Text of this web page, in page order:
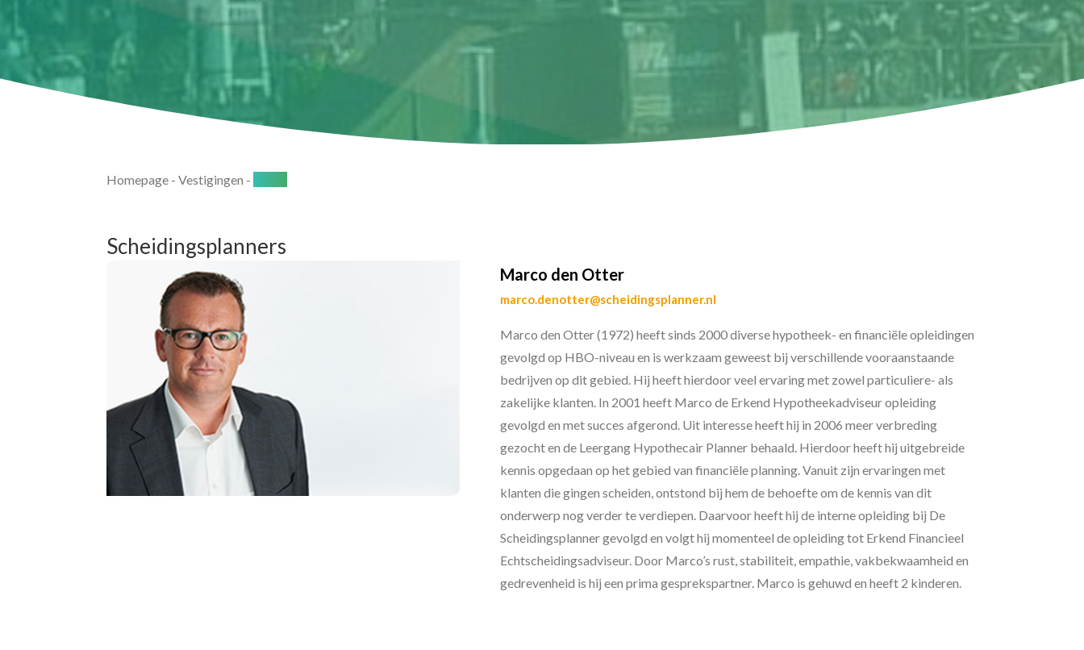
Homepage - Vestigingen -
Scheidingsplanners
Marco den Otter
marco.denotter@scheidingsplanner.nl
Marco den Otter (1972) heeft sinds 2000 diverse hypotheek- en financiële opleidingen
gevolgd op HBO-niveau en is werkzaam geweest bij verschillende vooraanstaande
bedrijven op dit gebied. Hij heeft hierdoor veel ervaring met zowel particuliere- als
zakelijke klanten. In 2001 heeft Marco de Erkend Hypotheekadviseur opleiding
gevolgd en met succes afgerond. Uit interesse heeft hij in 2006 meer verbreding
gezocht en de Leergang Hypothecair Planner behaald. Hierdoor heeft hij uitgebreide
kennis opgedaan op het gebied van financiële planning. Vanuit zijn ervaringen met
klanten die gingen scheiden, ontstond bij hem de behoefte om de kennis van dit
onderwerp nog verder te verdiepen. Daarvoor heeft hij de interne opleiding bij De
Scheidingsplanner gevolgd en volgt hij momenteel de opleiding tot Erkend Financieel
Echtscheidingsadviseur. Door Marco’s rust, stabiliteit, empathie, vakbekwaamheid en
gedrevenheid is hij een prima gesprekspartner. Marco is gehuwd en heeft 2 kinderen.